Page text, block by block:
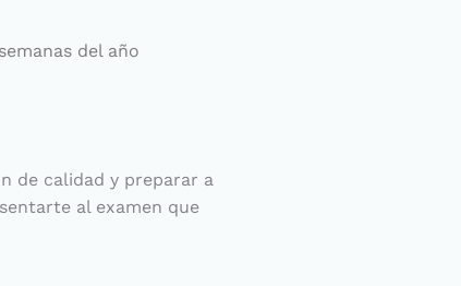
del año
de calidad y preparar a
al examen que